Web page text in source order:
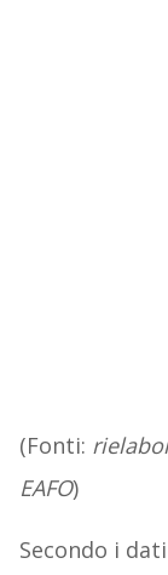
(Fonti:
EAFO)
Secondo i